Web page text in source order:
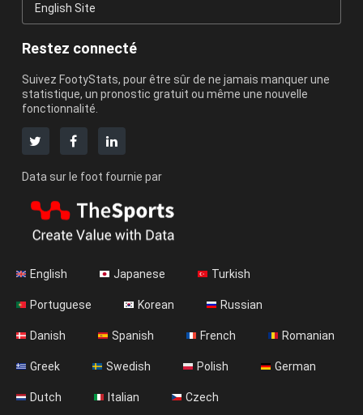
English Site
Restez connecté
Suivez FootyStats, pour être sûr de ne jamais manquer une
statistique, un pronostic gratuit ou même une nouvelle
fonctionnalité.
Data sur le foot fournie par
English Japanese Turkish
Portuguese Korean Russian
Danish Spanish French Romanian
Greek Swedish Polish German
Dutch Italian Czech